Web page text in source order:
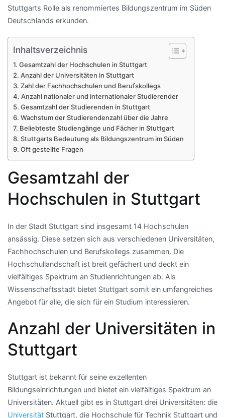
Stuttgarts Rolle als renommiertes Bildungszentrum im Süden
Deutschlands erkunden.
Inhaltsverzeichnis
Gesamtzahl der Hochschulen in Stuttgart
Anzahl der Universitäten in Stuttgart
Zahl der Fachhochschulen und Berufskollegs
Anzahl nationaler und internationaler Studierender
Gesamtzahl der Studierenden in Stuttgart
Wachstum der Studierendenzahl über die Jahre
Beliebteste Studiengänge und Fächer in Stuttgart
Stuttgarts Bedeutung als Bildungszentrum im Süden
Oft gestellte Fragen
Gesamtzahl der
Hochschulen in Stuttgart
In der Stadt Stuttgart sind insgesamt 14 Hochschulen
ansässig. Diese setzen sich aus verschiedenen Universitäten,
Fachhochschulen und Berufskollegs zusammen. Die
Hochschullandschaft ist breit gefächert und deckt ein
vielfältiges Spektrum an Studienrichtungen ab. Als
Wissenschaftsstadt bietet Stuttgart somit ein umfangreiches
Angebot für alle, die sich für ein Studium interessieren.
Anzahl der Universitäten in
Stuttgart
Stuttgart ist bekannt für seine exzellenten
Bildungseinrichtungen und bietet ein vielfältiges Spektrum an
Universitäten. Aktuell gibt es in Stuttgart drei Universitäten: die
Universität Stuttgart, die Hochschule für Technik Stuttgart und